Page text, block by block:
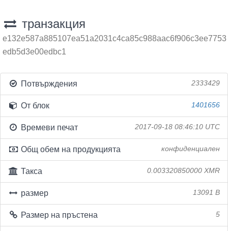
транзакция
e132e587a885107ea51a2031c4ca85c988aac6f906c3ee7753
edb5d3e00edbc1
Потвърждения 2333429
От блок 1401656
Времеви печат 2017-09-18 08:46:10 UTC
Общ обем на продукцията конфиденциален
Такса 0.003320850000 XMR
размер 13091 B
Размер на пръстена 5